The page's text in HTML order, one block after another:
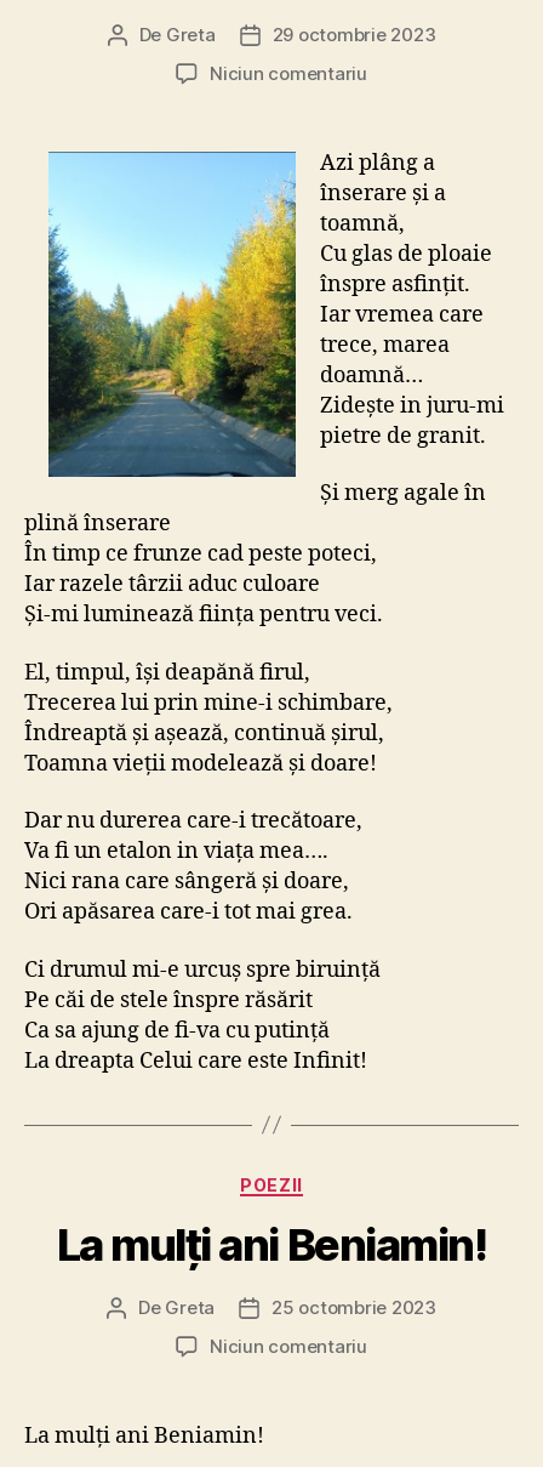
Autor
De Greta
Dată29 octombrie 2023
Niciun comentariula
înserare
Azi plâng a
înserare și a
toamnă,
Cu glas de ploaie
înspre asfințit.
Iar vremea care
trece, marea
doamnă…
Zidește in juru-mi
pietre de granit.
Și merg agale în
plină înserare
În timp ce frunze cad peste poteci,
Iar razele târzii aduc culoare
Și-mi luminează ființa pentru veci.
El, timpul, își deapănă firul,
Trecerea lui prin mine-i schimbare,
Îndreaptă și așează, continuă șirul,
Toamna vieții modelează și doare!
Dar nu durerea care-i trecătoare,
Va fi un etalon in viața mea….
Nici rana care sângeră și doare,
Ori apăsarea care-i tot mai grea.
Ci drumul mi-e urcuș spre biruință
Pe căi de stele înspre răsărit
Ca sa ajung de fi-va cu putință
La dreapta Celui care este Infinit!
Categorii
POEZII
La mulți ani Beniamin!
Autor
De Greta
Dată25 octombrie 2023
Niciun comentariula
La mulți ani Beniamin!